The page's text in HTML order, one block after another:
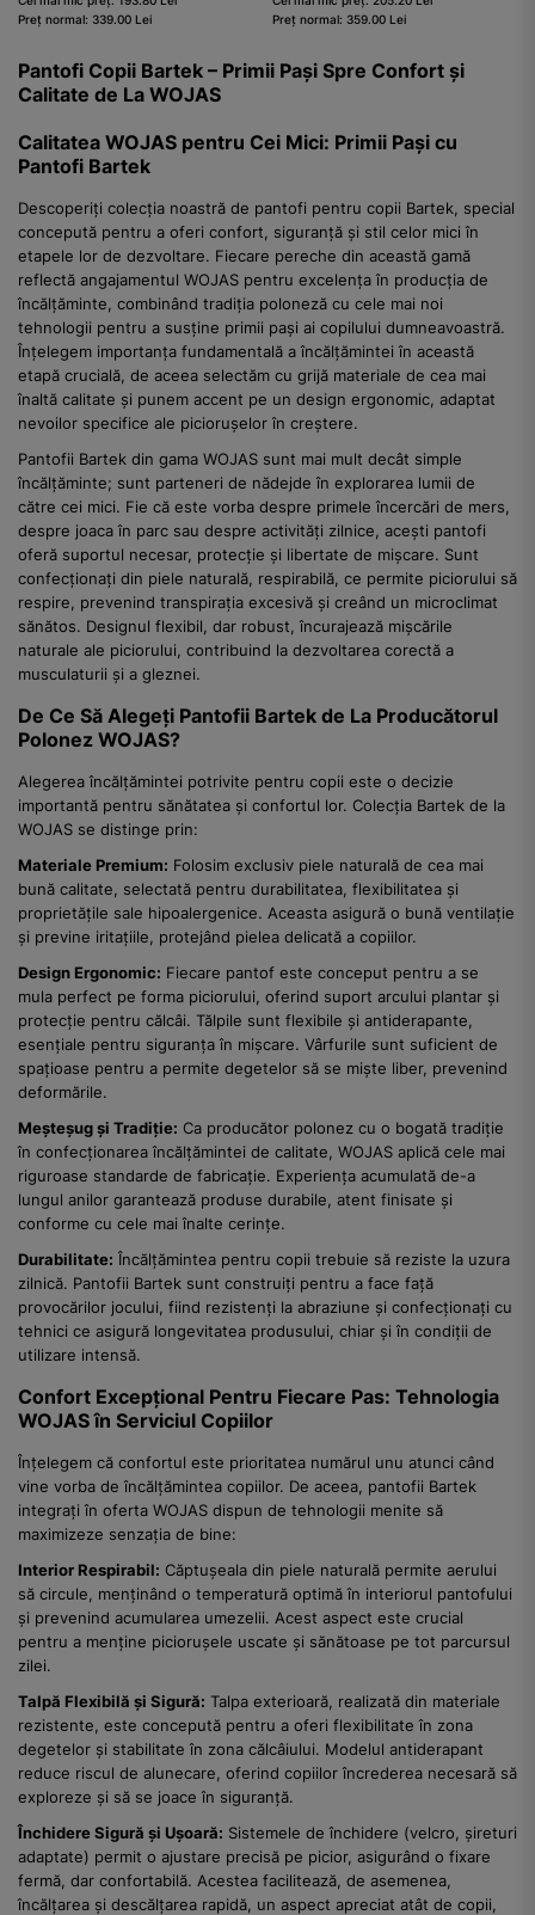
Preț normal: 339.00 Lei
Preț normal: 359.00 Lei
Pantofi Copii Bartek – Primii Pași Spre Confort și
Calitate de La WOJAS
Calitatea WOJAS pentru Cei Mici: Primii Pași cu
Pantofi Bartek
Descoperiți colecția noastră de pantofi pentru copii Bartek, special
concepută pentru a oferi confort, siguranță și stil celor mici în
etapele lor de dezvoltare. Fiecare pereche din această gamă
reflectă angajamentul WOJAS pentru excelența în producția de
încălțăminte, combinând tradiția poloneză cu cele mai noi
tehnologii pentru a susține primii pași ai copilului dumneavoastră.
Înțelegem importanța fundamentală a încălțămintei în această
etapă crucială, de aceea selectăm cu grijă materiale de cea mai
înaltă calitate și punem accent pe un design ergonomic, adaptat
nevoilor specifice ale piciorușelor în creștere.
Pantofii Bartek din gama WOJAS sunt mai mult decât simple
încălțăminte; sunt parteneri de nădejde în explorarea lumii de
către cei mici. Fie că este vorba despre primele încercări de mers,
despre joaca în parc sau despre activități zilnice, acești pantofi
oferă suportul necesar, protecție și libertate de mișcare. Sunt
confecționați din piele naturală, respirabilă, ce permite piciorului să
respire, prevenind transpirația excesivă și creând un microclimat
sănătos. Designul flexibil, dar robust, încurajează mișcările
naturale ale piciorului, contribuind la dezvoltarea corectă a
musculaturii și a gleznei.
De Ce Să Alegeți Pantofii Bartek de La Producătorul
Polonez WOJAS?
Alegerea încălțămintei potrivite pentru copii este o decizie
importantă pentru sănătatea și confortul lor. Colecția Bartek de la
WOJAS se distinge prin:
Materiale Premium: Folosim exclusiv piele naturală de cea mai
bună calitate, selectată pentru durabilitatea, flexibilitatea și
proprietățile sale hipoalergenice. Aceasta asigură o bună ventilație
și previne iritațiile, protejând pielea delicată a copiilor.
Design Ergonomic: Fiecare pantof este conceput pentru a se
mula perfect pe forma piciorului, oferind suport arcului plantar și
protecție pentru călcâi. Tălpile sunt flexibile și antiderapante,
esențiale pentru siguranța în mișcare. Vârfurile sunt suficient de
spațioase pentru a permite degetelor să se miște liber, prevenind
deformările.
Meșteșug și Tradiție: Ca producător polonez cu o bogată tradiție
în confecționarea încălțămintei de calitate, WOJAS aplică cele mai
riguroase standarde de fabricație. Experiența acumulată de-a
lungul anilor garantează produse durabile, atent finisate și
conforme cu cele mai înalte cerințe.
Durabilitate: Încălțămintea pentru copii trebuie să reziste la uzura
zilnică. Pantofii Bartek sunt construiți pentru a face față
provocărilor jocului, fiind rezistenți la abraziune și confecționați cu
tehnici ce asigură longevitatea produsului, chiar și în condiții de
utilizare intensă.
Confort Excepțional Pentru Fiecare Pas: Tehnologia
WOJAS în Serviciul Copiilor
Înțelegem că confortul este prioritatea numărul unu atunci când
vine vorba de încălțămintea copiilor. De aceea, pantofii Bartek
integrați în oferta WOJAS dispun de tehnologii menite să
maximizeze senzația de bine:
Interior Respirabil: Căptușeala din piele naturală permite aerului
să circule, menținând o temperatură optimă în interiorul pantofului
și prevenind acumularea umezelii. Acest aspect este crucial
pentru a menține piciorușele uscate și sănătoase pe tot parcursul
zilei.
Talpă Flexibilă și Sigură: Talpa exterioară, realizată din materiale
rezistente, este concepută pentru a oferi flexibilitate în zona
degetelor și stabilitate în zona călcâiului. Modelul antiderapant
reduce riscul de alunecare, oferind copiilor încrederea necesară să
exploreze și să se joace în siguranță.
Închidere Sigură și Ușoară: Sistemele de închidere (velcro, șireturi
adaptate) permit o ajustare precisă pe picior, asigurând o fixare
fermă, dar confortabilă. Acestea facilitează, de asemenea,
încălțarea și descălțarea rapidă, un aspect apreciat atât de copii,